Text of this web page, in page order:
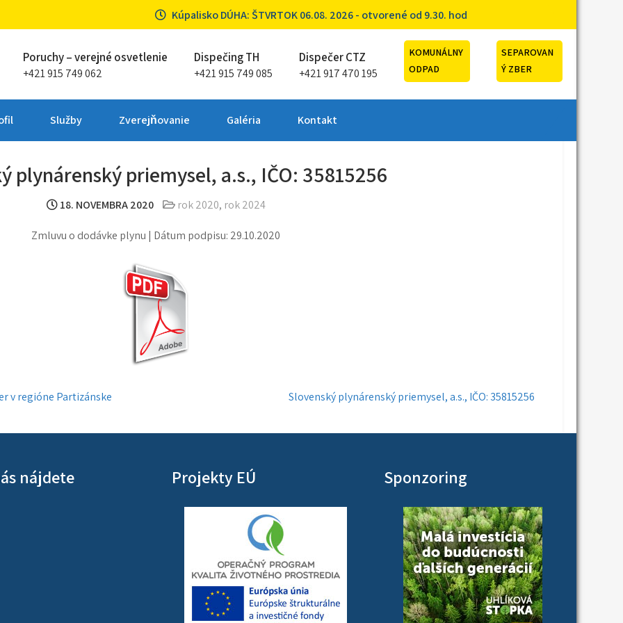
Kúpalisko DÚHA: ŠTVRTOK 06.08. 2026 - otvorené od 9.30. hod
Partizánske
Poruchy – verejné osvetlenie
+421 915 749 062
Dispečing TH
+421 915 749 085
Dispečer CTZ
+421 917 470 195
KOMUNÁLNY
ODPAD
SEPAROVAN
Ý ZBER
Služby Zverejňovanie Galéria Kontakt
plynárenský priemysel, a.s., IČO: 35815256
18. NOVEMBRA 2020 rok 2020, rok 2024
Zmluvu o dodávke plynu | Dátum podpisu: 29.10.2020
v regióne Partizánske Slovenský plynárenský priemysel, a.s., IČO: 35815256
nájdete Projekty EÚ Sponzoring